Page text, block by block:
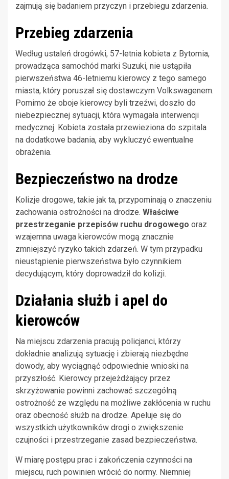
zajmują się badaniem przyczyn i przebiegu zdarzenia.
Przebieg zdarzenia
Według ustaleń drogówki, 57-letnia kobieta z Bytomia,
prowadząca samochód marki Suzuki, nie ustąpiła
pierwszeństwa 46-letniemu kierowcy z tego samego
miasta, który poruszał się dostawczym Volkswagenem.
Pomimo że oboje kierowcy byli trzeźwi, doszło do
niebezpiecznej sytuacji, która wymagała interwencji
medycznej. Kobieta została przewieziona do szpitala
na dodatkowe badania, aby wykluczyć ewentualne
obrażenia.
Bezpieczeństwo na drodze
Kolizje drogowe, takie jak ta, przypominają o znaczeniu
zachowania ostrożności na drodze. Właściwe
przestrzeganie przepisów ruchu drogowego oraz
wzajemna uwaga kierowców mogą znacznie
zmniejszyć ryzyko takich zdarzeń. W tym przypadku
nieustąpienie pierwszeństwa było czynnikiem
decydującym, który doprowadził do kolizji.
Działania służb i apel do
kierowców
Na miejscu zdarzenia pracują policjanci, którzy
dokładnie analizują sytuację i zbierają niezbędne
dowody, aby wyciągnąć odpowiednie wnioski na
przyszłość. Kierowcy przejeżdżający przez
skrzyżowanie powinni zachować szczególną
ostrożność ze względu na możliwe zakłócenia w ruchu
oraz obecność służb na drodze. Apeluje się do
wszystkich użytkowników drogi o zwiększenie
czujności i przestrzeganie zasad bezpieczeństwa.
W miarę postępu prac i zakończenia czynności na
miejscu, ruch powinien wrócić do normy. Niemniej